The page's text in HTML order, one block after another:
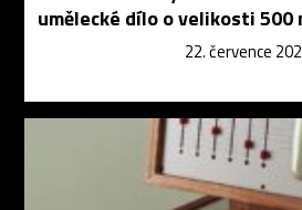
umělecké dílo o velikosti
22. července